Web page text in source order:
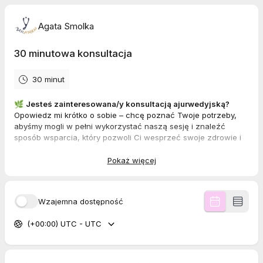
Agata Smolka
30 minutowa konsultacja
30 minut
🌿 Jesteś zainteresowana/y konsultacją ajurwedyjską?
Opowiedz mi krótko o sobie – chcę poznać Twoje potrzeby,
abyśmy mogli w pełni wykorzystać naszą sesję i znaleźć
sposób wsparcia, który pozwoli Ci wesprzeć swoje zdrowie i
żebyśmy wspólnie mogli określić, jakie zmiany w Twoim
odżywianiu będą wspierać Twoje zdrowie i samopoczucie a
jednocześnie będą spójne z Twoim stylem życia i celami.
Pokaż więcej
Wzajemna dostępność
(+00:00) UTC - UTC